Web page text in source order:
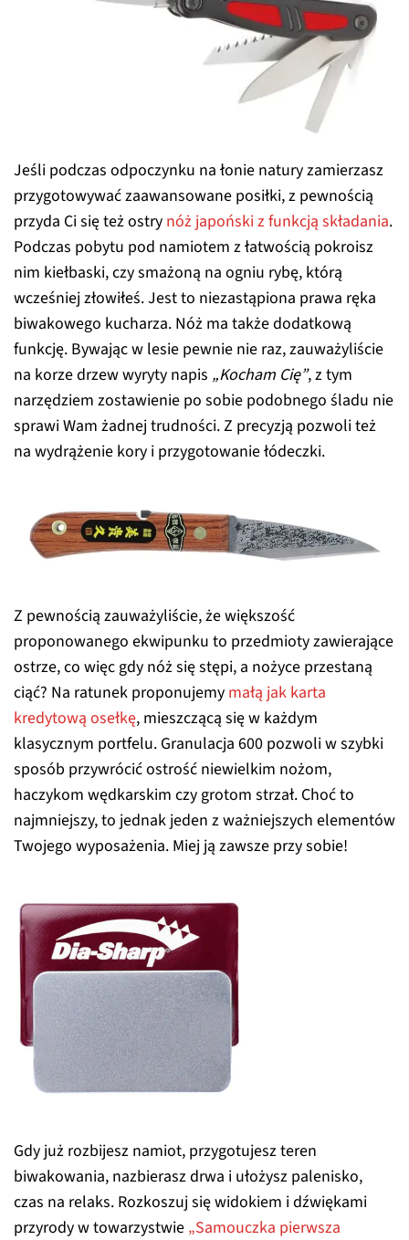
Jeśli podczas odpoczynku na łonie natury zamierzasz
przygotowywać zaawansowane posiłki, z pewnością
przyda Ci się też ostry nóż japoński z funkcją składania.
Podczas pobytu pod namiotem z łatwością pokroisz
nim kiełbaski, czy smażoną na ogniu rybę, którą
wcześniej złowiłeś. Jest to niezastąpiona prawa ręka
biwakowego kucharza. Nóż ma także dodatkową
funkcję. Bywając w lesie pewnie nie raz, zauważyliście
na korze drzew wyryty napis „Kocham Cię”, z tym
narzędziem zostawienie po sobie podobnego śladu nie
sprawi Wam żadnej trudności. Z precyzją pozwoli też
na wydrążenie kory i przygotowanie łódeczki.
Z pewnością zauważyliście, że większość
proponowanego ekwipunku to przedmioty zawierające
ostrze, co więc gdy nóż się stępi, a nożyce przestaną
ciąć? Na ratunek proponujemy małą jak karta
kredytową osełkę, mieszczącą się w każdym
klasycznym portfelu. Granulacja 600 pozwoli w szybki
sposób przywrócić ostrość niewielkim nożom,
haczykom wędkarskim czy grotom strzał. Choć to
najmniejszy, to jednak jeden z ważniejszych elementów
Twojego wyposażenia. Miej ją zawsze przy sobie!
Gdy już rozbijesz namiot, przygotujesz teren
biwakowania, nazbierasz drwa i ułożysz palenisko,
czas na relaks. Rozkoszuj się widokiem i dźwiękami
przyrody w towarzystwie „Samouczka pierwsza